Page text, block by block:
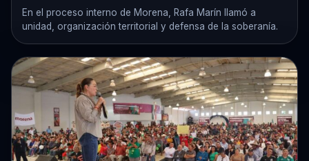
En el proceso interno de Morena, Rafa Marín llamó a
unidad, organización territorial y defensa de la soberanía.